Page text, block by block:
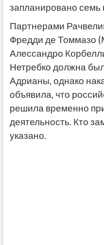
запланировано семь
Партнерами
Фредди де Томмазо
Алессандро
Нетребко должна
Адрианы, однако
объявила, что
решила временно
деятельность. Кто
указано.